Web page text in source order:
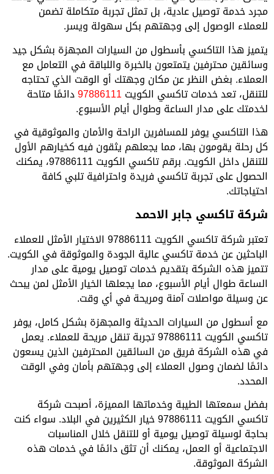
مجرد خدمة توصيل عادية، بل تمثل تجربة متكاملة تضمن
للعملاء الوصول إلى وجهتهم بكل سهولة ويسر.
يتميز هذا التاكسي بأسطول من السيارات المجهزة بشكل جيد
وسائقين محترفين يتمتعون بالخبرة واللباقة في التعامل مع
العملاء. بغض النظر عن مكان وجهتك أو الوقت الذي تحتاجه
للتنقل، تعد خدمات تاكسي الكويت97886111دائمًا متاحة
لخدمتك على مدار الساعة وطوال أيام الأسبوع.
هذا التاكسي يوفر للمسافرين الراحة والأمان والموثوقية في
كل رحلة يقومون بها، مما يجعلهم يثقون فيه كخيارهم الأول
للتنقل داخل الكويت. برقم تاكسي الكويت 97886111، يمكنك
الحصول على تجربة تاكسي فريدة واحترافية تلبي كافة
احتياجاتك.
شركة تاكسي جابر الاحمد
تعتبر شركة تاكسي الكويت 97886111 الاختيار الأمثل للعملاء
الباحثين عن خدمة تاكسي عالية الجودة والموثوقة في الكويت.
تتميز هذه الشركة بتقديم خدمات توصيل يومية على مدار
الساعة طوال أيام الأسبوع، مما يجعلها الخيار الأمثل لمن يبحث
عن وسيلة مواصلات آمنة ومريحة في أي وقت.
مع أسطول من السيارات الحديثة والمجهزة بشكل كامل، يوفر
تاكسي الكويت 97886111 تجربة تنقل مريحة للعملاء. يعمل
في هذه الشركة فريق من السائقين المحترفين الذين يسعون
دائمًا لضمان وصول العملاء إلى وجهتهم بأمان وفي الوقت
المحدد.
بفضل سمعتها الطيبة وخدماتها المميزة، أصبحت شركة
تاكسي الكويت 97886111 خيار الكثيرين في البلاد. سواء كنت
بحاجة لوسيلة توصيل يومية أو للتنقل خلال المناسبات
الاجتماعية أو العمل، يمكنك أن تثق دائمًا في خدمات هذه
الشركة الموثوقة.